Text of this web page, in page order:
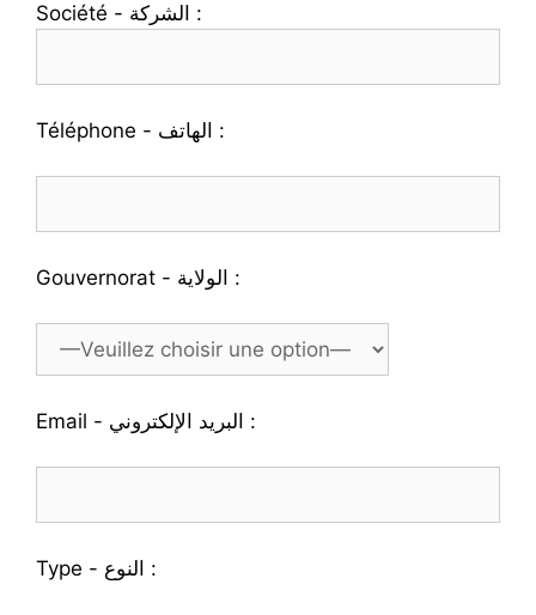
Société - الشركة :
Téléphone - الهاتف :
Gouvernorat - الولاية :
Email - البريد الإلكتروني :
Type - النوع :